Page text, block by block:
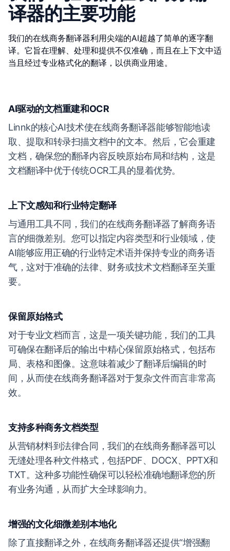
译器的主要功能
我们的在线商务翻译器利用尖端的AI超越了简单的逐字翻
译。它旨在理解、处理和提供不仅准确，而且在上下文中适
当且经过专业格式化的翻译，以供商业用途。
AI驱动的文档重建和OCR
Linnk的核心AI技术使在线商务翻译器能够智能地读
取、提取和转录扫描文档中的文本。然后，它会重建
文档，确保您的翻译内容反映原始布局和结构，这是
文档翻译中优于传统OCR工具的显着优势。
上下文感知和行业特定翻译
与通用工具不同，我们的在线商务翻译器了解商务语
言的细微差别。您可以指定内容类型和行业领域，使
AI能够应用正确的行业特定术语并保持专业的商务语
气，这对于准确的法律、财务或技术文档翻译至关重
要。
保留原始格式
对于专业文档而言，这是一项关键功能，我们的工具
可确保在翻译后的输出中精心保留原始格式，包括布
局、表格和图像。这意味着减少了翻译后编辑的时
间，从而使在线商务翻译器对于复杂文件而言非常高
效。
支持多种商务文档类型
从营销材料到法律合同，我们的在线商务翻译器可以
无缝处理各种文件格式，包括PDF、DOCX、PPTX和
TXT。这种多功能性确保可以轻松准确地翻译您的所
有业务沟通，从而扩大全球影响力。
增强的文化细微差别本地化
除了直接翻译之外，在线商务翻译器还提供“增强翻